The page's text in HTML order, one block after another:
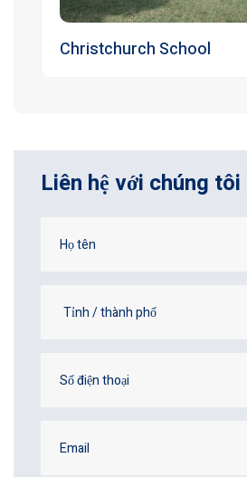
Christchurch School
Liên hệ với chúng tôi